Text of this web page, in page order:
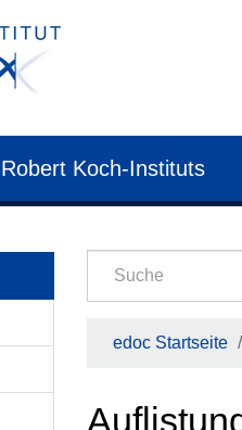
Koch-Instituts
edoc Startseite